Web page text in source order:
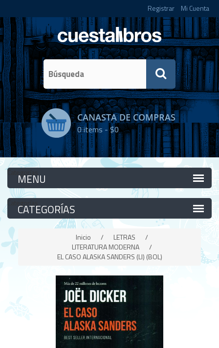
Registrar Mi Cuenta
CANASTA DE COMPRAS
0items -$0
Categorías
Categorías
Inicio / LETRAS
/
LITERATURA MODERNA
/
EL CASO ALASKA SANDERS (LI) (BOL)